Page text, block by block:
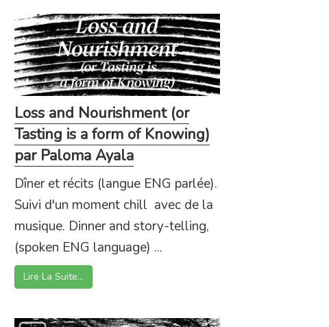
Loss and Nourishment (or
Tasting is a form of Knowing)
par Paloma Ayala
Dîner et récits (langue ENG parlée).
Suivi d'un moment chill avec de la
musique. Dinner and story-telling,
(spoken ENG language) ...
Lire La Suite…